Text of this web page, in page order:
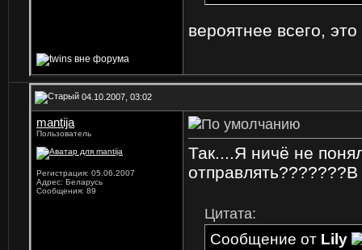
вероятнее всего,
04.10.2007, 03:02
mantija
Пользователь
Регистрация: 05.06.2007
Адрес: Беларусь
Сообщения: 89
Так....Я ничё не
Цитата:
Сообщение от Lily